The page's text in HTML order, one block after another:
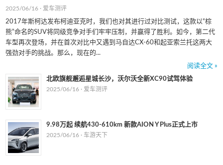
2025/06/16 · 爱车测评
2017年斯柯达发布柯迪亚克时，我们也对其进行过对比测试，这款以“棕
熊”命名的SUV将同级竞争对手们牢牢压制，并赢得了胜利。如今，第二代
车型再次登场，并在首次对比中又遇到马自达CX-60和起亚索兰托这两大
强劲对手的挑战。那么，现在的...
阅读全文 »
北欧旗舰邂逅星城长沙，沃尔沃全新XC90试驾体验
2025/06/16 · 爱车测评
9.98万起 续航430-610km 新款AION Y Plus正式上市
2025/06/16 ·车游天下